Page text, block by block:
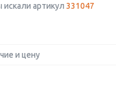
искали артикул 331047
и цену